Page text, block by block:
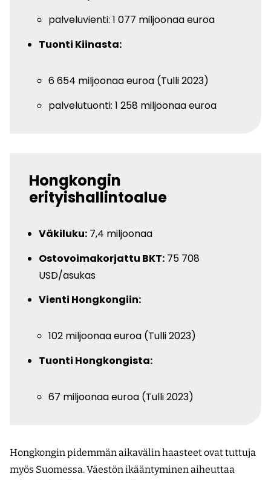
palveluvienti: 1 077 miljoonaa euroa
Tuonti Kiinasta:
6 654 miljoonaa euroa (Tulli 2023)
palvelutuonti: 1 258 miljoonaa euroa
Hongkongin
erityishallintoalue
Väkiluku: 7,4 miljoonaa
Ostovoimakorjattu BKT: 75 708
USD/asukas
Vienti Hongkongiin:
102 miljoonaa euroa (Tulli 2023)
Tuonti Hongkongista:
67 miljoonaa euroa (Tulli 2023)
Hongkongin pidemmän aikavälin haasteet ovat tuttuja
myös Suomessa. Väestön ikääntyminen aiheuttaa